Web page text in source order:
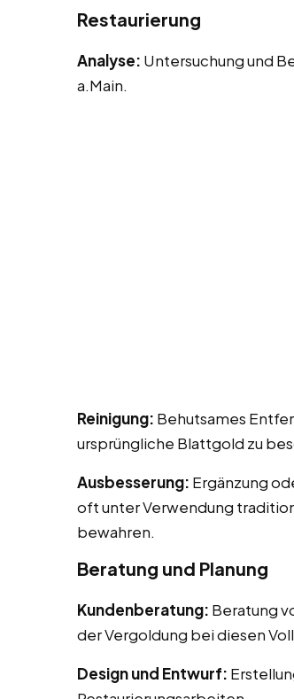
Restaurierung
Analyse: Untersuchung und
a.Main.
Reinigung: Behutsames
ursprüngliche Blattgold zu
Ausbesserung: Ergänzung
oft unter Verwendung
bewahren.
Beratung und Planung
Kundenberatung: Beratung
der Vergoldung bei diesen
Design und Entwurf: